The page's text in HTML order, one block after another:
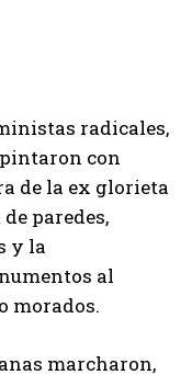
radicales,
pintaron con
de la ex glorieta
paredes,
y la
al
morados.
marcharon,